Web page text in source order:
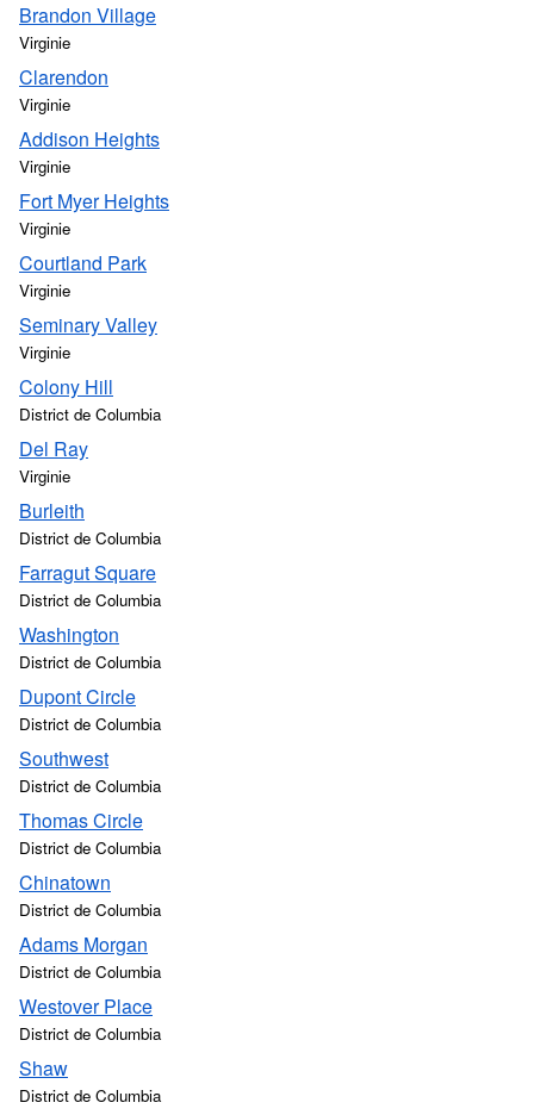
Brandon Village
Virginie
Clarendon
Virginie
Addison Heights
Virginie
Fort Myer Heights
Virginie
Courtland Park
Virginie
Seminary Valley
Virginie
Colony Hill
District de Columbia
Del Ray
Virginie
Burleith
District de Columbia
Farragut Square
District de Columbia
Washington
District de Columbia
Dupont Circle
District de Columbia
Southwest
District de Columbia
Thomas Circle
District de Columbia
Chinatown
District de Columbia
Adams Morgan
District de Columbia
Westover Place
District de Columbia
Shaw
District de Columbia